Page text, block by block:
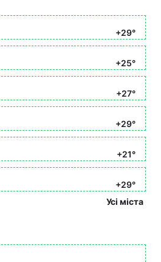
+29°
+25°
+27°
+29°
+21°
+29°
Усі міста